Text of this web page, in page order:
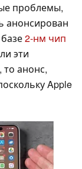
проблемы,
анонсирован
2-нм чип
эти
анонс,
Apple